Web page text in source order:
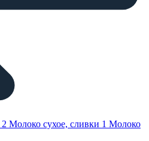
2 Молоко сухое, сливки 1 Молоко